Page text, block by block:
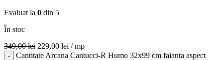
Evaluat la 0 din 5
În stoc
349,00lei 229,00 lei / mp
Cantitate Arcana Cantucci-R Humo 32x99 cm faianta aspect